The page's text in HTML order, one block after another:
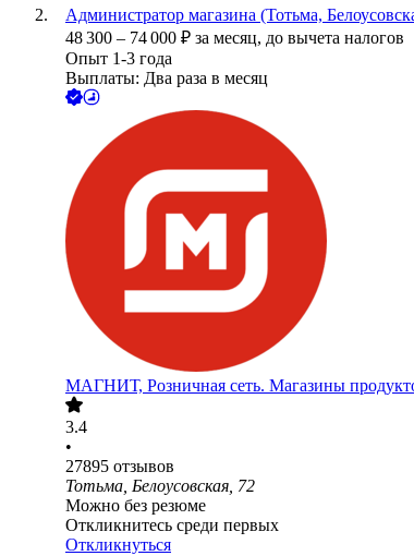
Администратор магазина (Тотьма,
48 300 – 74 000 ₽ за месяц, до вычета налогов
Опыт 1-3 года
Выплаты: Два раза в месяц
МАГНИТ, Розничная сеть. Магазины
3.4
•
27895 отзывов
Тотьма, Белоусовская, 72
Можно без резюме
Откликнитесь среди первых
Откликнуться